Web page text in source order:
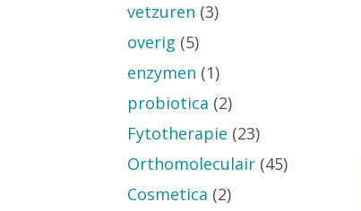
vetzuren (3)
overig (5)
enzymen (1)
probiotica (2)
Fytotherapie (23)
Orthomoleculair (45)
Cosmetica (2)